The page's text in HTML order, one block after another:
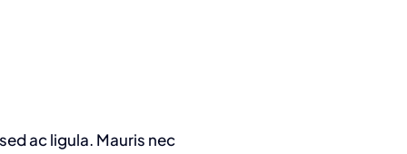
ac ligula. Mauris nec